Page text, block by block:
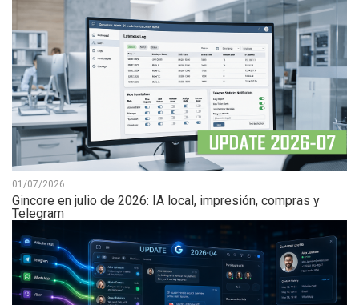
01/07/2026
Gincore en julio de 2026: IA local, impresión, compras y
Telegram